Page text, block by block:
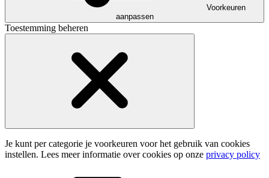
Voorkeuren
aanpassen
Toestemming beheren
Je kunt per categorie je voorkeuren voor het gebruik van cookies
instellen. Lees meer informatie over cookies op onze privacy policy